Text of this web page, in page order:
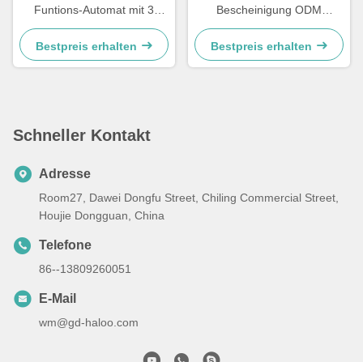
Funtions-Automat mit 3
Fächern 10 Kanäle
Bestpreis erhalten
Bescheinigung ODM
vollautomatische mit Touch
Screen
Bestpreis erhalten
Schneller Kontakt
Adresse
Room27, Dawei Dongfu Street, Chiling Commercial Street,
Houjie Dongguan, China
Telefone
86--13809260051
E-Mail
wm@gd-haloo.com